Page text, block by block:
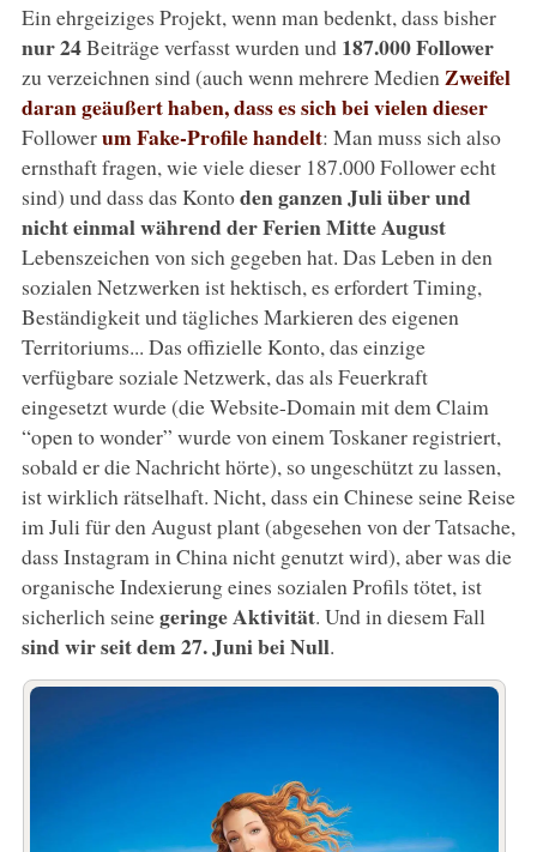
Ein ehrgeiziges Projekt, wenn man bedenkt, dass bisher
nur 24Beiträge verfasst wurden und 187.000 Follower
zu verzeichnen sind (auch wenn mehrere Medien Zweifel
daran geäußert haben, dass es sich bei vielen dieser
Followerum Fake-Profile handelt: Man muss sich also
ernsthaft fragen, wie viele dieser 187.000 Follower echt
sind) und dass das Kontoden ganzen Juli über und
nicht einmal während der Ferien Mitte August
Lebenszeichen von sich gegeben hat. Das Leben in den
sozialen Netzwerken ist hektisch, es erfordert Timing,
Beständigkeit und tägliches Markieren des eigenen
Territoriums... Das offizielle Konto, das einzige
verfügbare soziale Netzwerk, das als Feuerkraft
eingesetzt wurde (die Website-Domain mit dem Claim
“open to wonder” wurde von einem Toskaner registriert,
sobald er die Nachricht hörte), so ungeschützt zu lassen,
ist wirklich rätselhaft. Nicht, dass ein Chinese seine Reise
im Juli für den August plant (abgesehen von der Tatsache,
dass Instagram in China nicht genutzt wird), aber was die
organische Indexierung eines sozialen Profils tötet, ist
sicherlich seinegeringe Aktivität. Und in diesem Fall
sind wir seit dem 27. Juni bei Null.